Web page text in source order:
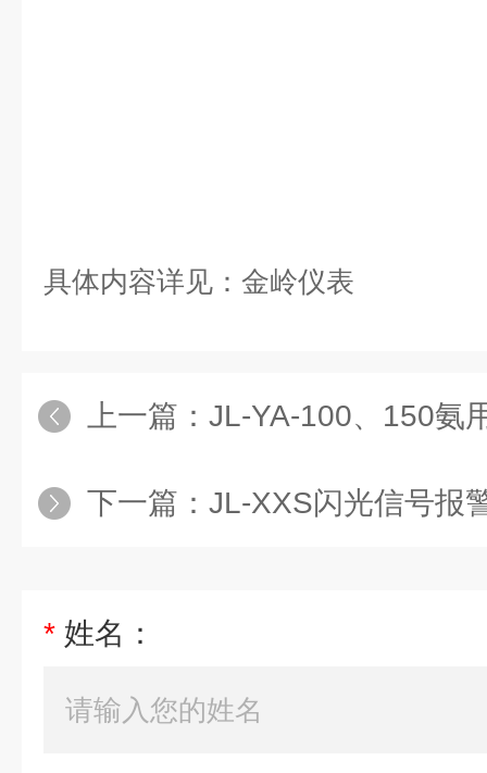
具体内容详见：金岭仪表
上一篇： JL-YA-100、150氨
下一篇： JL-XXS闪光信号报
* 姓名：